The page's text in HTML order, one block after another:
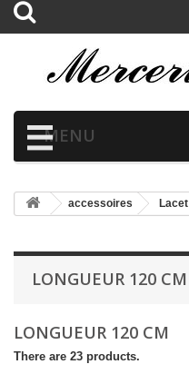
MENU
accessoires Lacet
LONGUEUR 120 CM
LONGUEUR 120 CM
There are 23 products.